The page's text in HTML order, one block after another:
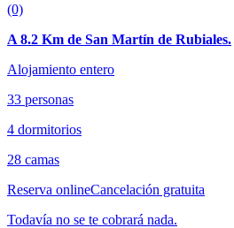
(0)
A 8.2 Km de San Martín de Rubiales.
Alojamiento entero
33 personas
4 dormitorios
28 camas
Reserva onlineCancelación gratuita
Todavía no se te cobrará nada.